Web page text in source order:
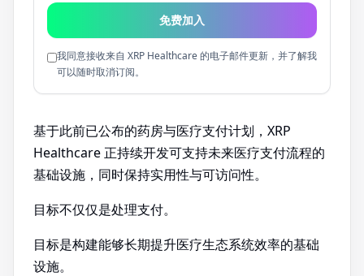
免费加入
我同意接收来自 XRP Healthcare 的电子邮件更新，并了解我
可以随时取消订阅。
基于此前已公布的药房与医疗支付计划，XRP
Healthcare 正持续开发可支持未来医疗支付流程的
基础设施，同时保持实用性与可访问性。
目标不仅仅是处理支付。
目标是构建能够长期提升医疗生态系统效率的基础
设施。